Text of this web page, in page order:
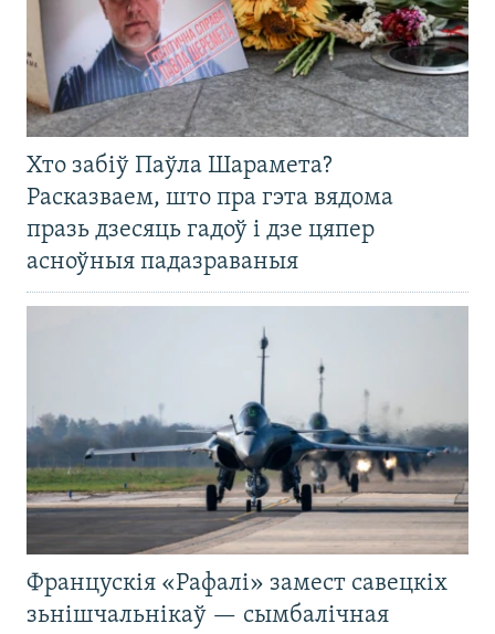
Хто забіў Паўла Шарамета?
Расказваем, што пра гэта вядома
празь дзесяць гадоў і дзе цяпер
асноўныя падазраваныя
Францускія «Рафалі» замест савецкіх
зьнішчальнікаў — сымбалічная